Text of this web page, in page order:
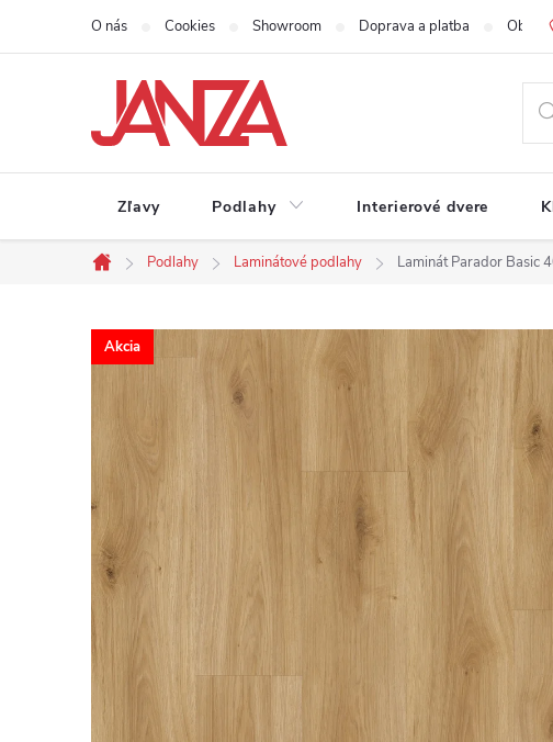
Prejsť na obsah
O nás Cookies Showroom Doprava a platba
Zľavy Podlahy Interierové dvere
Domov
Podlahy Laminátové podlahy Laminát Parador Basic
Akcia